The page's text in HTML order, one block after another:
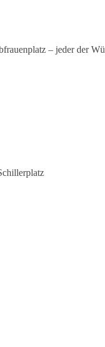
– jeder der